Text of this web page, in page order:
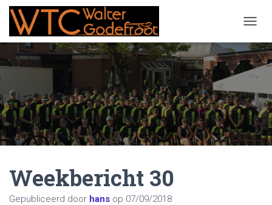
Weekbericht 30
Gepubliceerd door hans op 07/09/2018